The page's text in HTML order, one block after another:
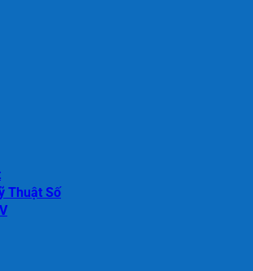
Thuật Số